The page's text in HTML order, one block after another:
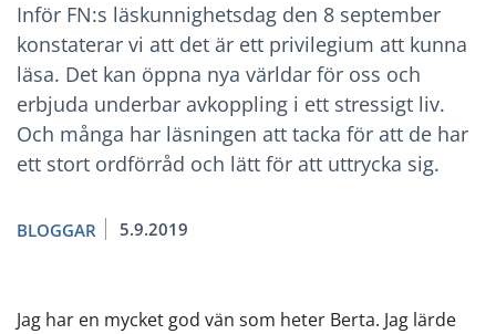
Inför FN:s läskunnighetsdag den 8 september
konstaterar vi att det är ett privilegium att kunna
läsa. Det kan öppna nya världar för oss och
erbjuda underbar avkoppling i ett stressigt liv.
Och många har läsningen att tacka för att de har
ett stort ordförråd och lätt för att uttrycka sig.
BLOGGAR 5.9.2019
Jag har en mycket god vän som heter Berta. Jag lärde